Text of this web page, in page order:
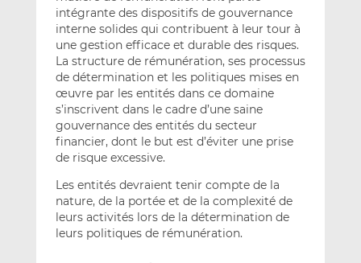
intégrante des dispositifs de gouvernance
interne solides qui contribuent à leur tour à
une gestion efficace et durable des risques.
La structure de rémunération, ses processus
de détermination et les politiques mises en
œuvre par les entités dans ce domaine
s’inscrivent dans le cadre d’une saine
gouvernance des entités du secteur
financier, dont le but est d’éviter une prise
de risque excessive.
Les entités devraient tenir compte de la
nature, de la portée et de la complexité de
leurs activités lors de la détermination de
leurs politiques de rémunération.